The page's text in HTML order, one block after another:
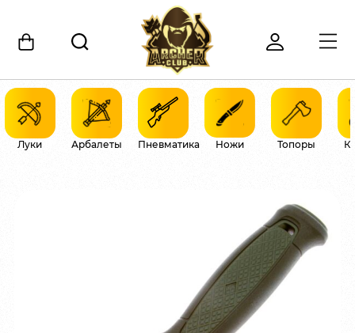
Луки Арбалеты Пневматика Ножи Топоры